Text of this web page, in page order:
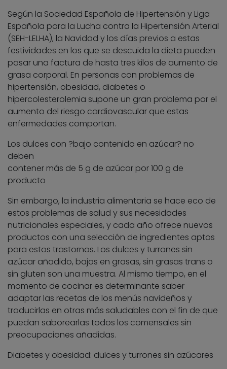
Según la Sociedad Española de Hipertensión y Liga
Española para la Lucha contra la Hipertensión Arterial
(SEH-LELHA), la Navidad y los días previos a estas
festividades en los que se descuida la dieta pueden
pasar una factura de hasta tres kilos de aumento de
grasa corporal. En personas con problemas de
hipertensión, obesidad, diabetes o
hipercolesterolemia supone un gran problema por el
aumento del riesgo cardiovascular que estas
enfermedades comportan.
Los dulces con ?bajo contenido en azúcar? no
deben
contener más de 5 g de azúcar por 100 g de
producto
Sin embargo, la industria alimentaria se hace eco de
estos problemas de salud y sus necesidades
nutricionales especiales, y cada año ofrece nuevos
productos con una selección de ingredientes aptos
para estos trastornos. Los dulces y turrones sin
azúcar añadido, bajos en grasas, sin grasas trans o
sin gluten son una muestra. Al mismo tiempo, en el
momento de cocinar es determinante saber
adaptar las recetas de los menús navideños y
traducirlas en otras más saludables con el fin de que
puedan saborearlas todos los comensales sin
preocupaciones añadidas.
Diabetes y obesidad: dulces y turrones sin azúcares